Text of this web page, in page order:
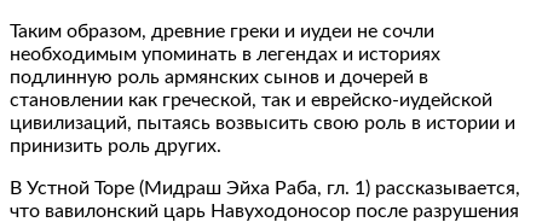
Таким образом, древние греки и иудеи не сочли
необходимым упоминать в легендах и историях
подлинную роль армянских сынов и дочерей в
становлении как греческой, так и еврейско-иудейской
цивилизаций, пытаясь возвысить свою роль в истории и
принизить роль других.
В Устной Торе (Мидраш Эйха Раба, гл. 1) рассказывается,
что вавилонский царь Навуходоносор после разрушения